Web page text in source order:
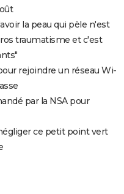
la peau qui pèle n'est
traumatisme et c'est
rejoindre un réseau Wi-
par la NSA pour
ce petit point vert